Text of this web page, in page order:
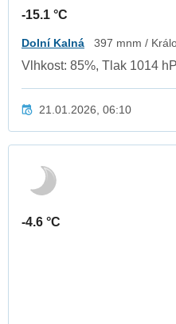
-15.1 °C
Dolní Kalná 397 mnm /
Vlhkost: 85%, Tlak 1014
21.01.2026, 06:10
-4.6 °C